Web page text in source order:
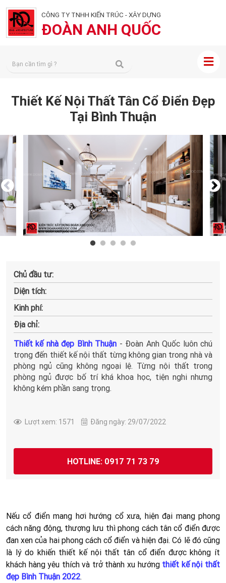
CÔNG TY TNHH KIẾN TRÚC - XÂY DỰNG
ĐOÀN ANH QUỐC
Thiết Kế Nội Thất Tân Cổ Điển Đẹp
Tại Bình Thuận
Chủ đầu tư:
Diện tích:
Kinh phí:
Địa chỉ:
Thiết kế nhà đẹp Bình Thuận - Đoàn Anh Quốc luôn chú
trọng đến thiết kế nội thất từng không gian trong nhà và
phòng ngủ cũng không ngoại lệ. Từng nội thất trong
phòng ngủ được bố trí khá khoa học, tiện nghi nhưng
không kém phần sang trọng.
Lượt xem: 1571 Đăng ngày: 29/07/2022
HOTLINE: 0917 71 73 79
Nếu cổ điển mang hơi hướng cổ xưa, hiện đại mang phong
cách năng động, thượng lưu thì phong cách tân cổ điển được
đan xen của hai phong cách cổ điển và hiện đại. Có lẽ đó cũng
là lý do khiến thiết kế nội thất tân cổ điển được không ít
khách hàng yêu thích và trở thành xu hướng thiết kế nội thất
đẹp Bình Thuận 2022.